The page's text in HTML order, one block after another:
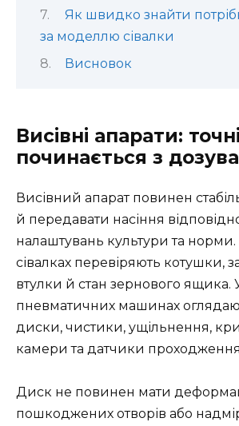
Як швидко знайти
за моделлю сівалки
Висновок
Висівні апарати:
починається з
Висівний апарат повинен
й передавати насіння
налаштувань культури та
сівалках перевіряють котушки,
втулки й стан зернового ящика.
пневматичних машинах
диски, чистики, ущільнення,
камери та датчики проходження
Диск не повинен мати
пошкоджених отворів або